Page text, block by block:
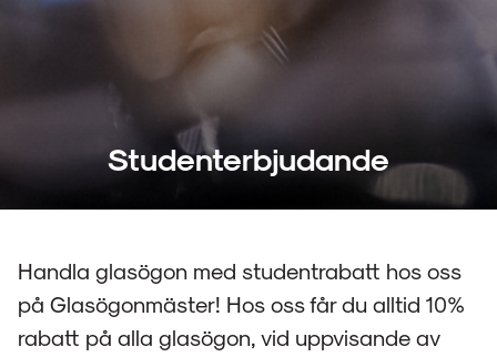
Studenterbjudande
Handla glasögon med studentrabatt hos oss
på Glasögonmäster! Hos oss får du alltid 10%
rabatt på alla glasögon, vid uppvisande av